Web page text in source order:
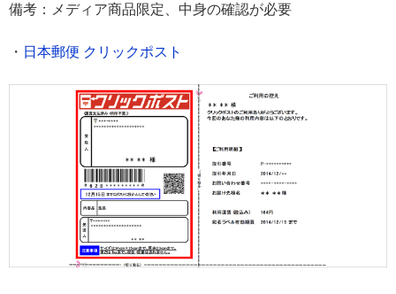
備考：メディア商品限定、中身の確認が必要
・ 日本郵便 クリックポスト